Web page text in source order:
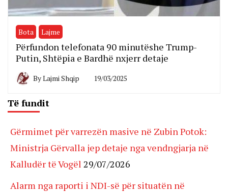
Bota Lajme
Përfundon telefonata 90 minutëshe Trump-
Putin, Shtëpia e Bardhë nxjerr detaje
ByLajmi Shqip 19/03/2025
Të fundit
Gërmimet për varrezën masive në Zubin Potok:
Ministrja Gërvalla jep detaje nga vendngjarja në
Kalludër të Vogël 29/07/2026
Alarm nga raporti i NDI-së për situatën në